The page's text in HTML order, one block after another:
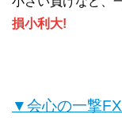
損小利大!
▼会心の一撃